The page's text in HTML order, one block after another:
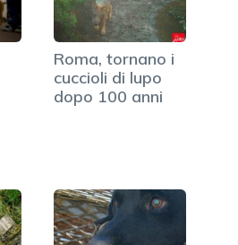
Roma, tornano i
cuccioli di lupo
dopo 100 anni